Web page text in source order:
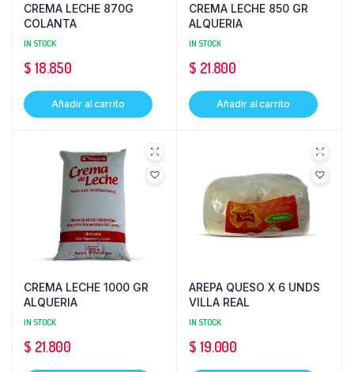
CREMA LECHE 870G
COLANTA
IN STOCK
$ 18.850
Añadir al carrito
CREMA LECHE 850 GR
ALQUERIA
IN STOCK
$ 21.800
Añadir al carrito
CREMA LECHE 1000 GR
ALQUERIA
IN STOCK
$ 21.800
AREPA QUESO X 6 UNDS
VILLA REAL
IN STOCK
$ 19.000